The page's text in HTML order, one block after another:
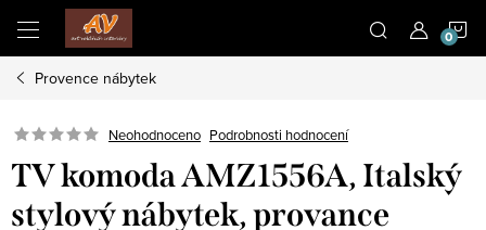
obsah
Provence nábytek
Neohodnoceno Podrobnosti hodnocení
TV komoda AMZ1556A, Italský
stylový nábytek, provance